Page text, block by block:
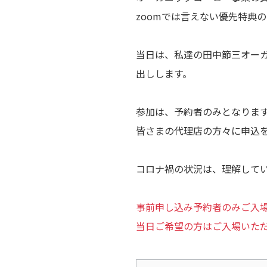
zoomでは言えない優先特典
当日は、私達の田中節三オー
出しします。
参加は、予約者のみとなりま
皆さまの代理店の方々に申込
コロナ禍の状況は、理解して
事前申し込み予約者のみご入
当日ご希望の方はご入場いた